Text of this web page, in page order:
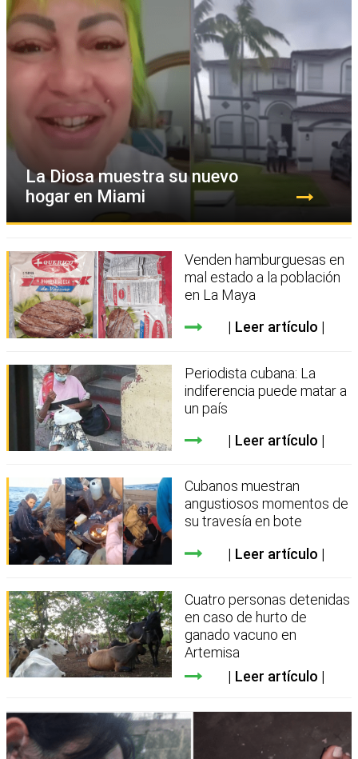
La Diosa muestra su nuevo
hogar en Miami
Venden hamburguesas en
mal estado a la población
en La Maya
Leer artículo
Periodista cubana: La
indiferencia puede matar a
un país
Leer artículo
Cubanos muestran
angustiosos momentos de
su travesía en bote
Leer artículo
Cuatro personas detenidas
en caso de hurto de
ganado vacuno en
Artemisa
Leer artículo